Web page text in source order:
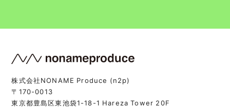
株式会社NONAME Produce (n2p)
〒170-0013
東京都豊島区東池袋1-18-1 Hareza Tower 20F